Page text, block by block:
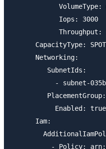
VolumeType:
            Iops: 3000
Throughput:
      CapacityType: SPOT
      Networking:
         SubnetIds:
- subnet-
         PlacementGroup:
           Enabled: true
      Iam: